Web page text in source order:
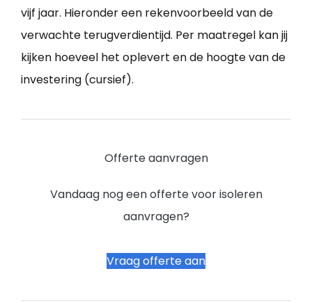
vijf jaar. Hieronder een rekenvoorbeeld van de
verwachte terugverdientijd. Per maatregel kan jij
kijken hoeveel het oplevert en de hoogte van de
investering (cursief).
Offerte aanvragen
Vandaag nog een offerte voor isoleren
aanvragen?
Vraag offerte aan